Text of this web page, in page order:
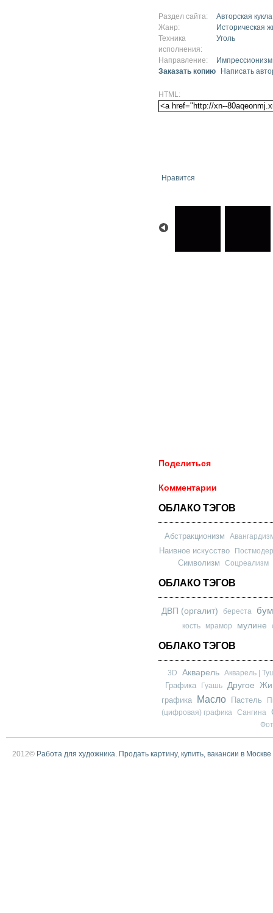
Раздел сайта:
Авторская
Жанр:
Историческая
Техника
исполнения:
Уголь
Направление:
Импрессионизм
Заказать копию
Написать
HTML:
Нравится
Поделиться
Комментарии
ОБЛАКО ТЭГОВ
Абстракционизм
Наивное искусство
Символизм Соцреализм
ОБЛАКО ТЭГОВ
ДВП (оргалит) береста
кость мрамор мулине
ОБЛАКО ТЭГОВ
3D Акварель Акварель |
Графика Гуашь Другое
графика
Масло Пастель
(цифровая) графика
Сангина
2012© Работа для художника. Продать картину, купить, вакансии в Москве